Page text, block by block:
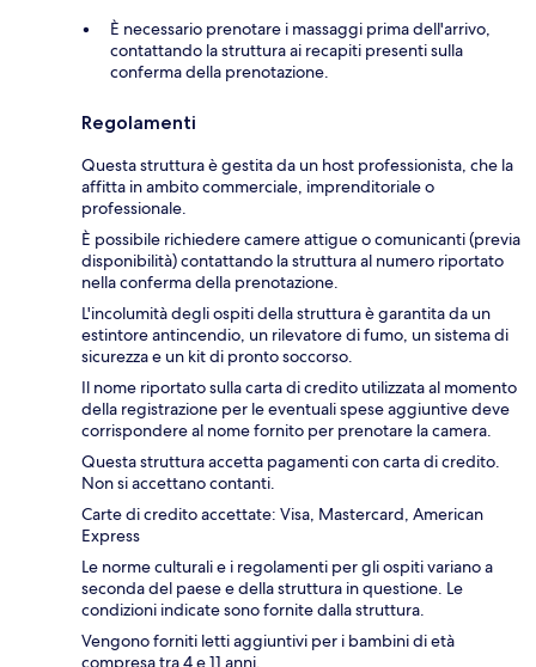
È necessario prenotare i massaggi prima dell'arrivo,
contattando la struttura ai recapiti presenti sulla
conferma della prenotazione.
Regolamenti
Questa struttura è gestita da un host professionista, che la
affitta in ambito commerciale, imprenditoriale o
professionale.
È possibile richiedere camere attigue o comunicanti (previa
disponibilità) contattando la struttura al numero riportato
nella conferma della prenotazione.
L'incolumità degli ospiti della struttura è garantita da un
estintore antincendio, un rilevatore di fumo, un sistema di
sicurezza e un kit di pronto soccorso.
Il nome riportato sulla carta di credito utilizzata al momento
della registrazione per le eventuali spese aggiuntive deve
corrispondere al nome fornito per prenotare la camera.
Questa struttura accetta pagamenti con carta di credito.
Non si accettano contanti.
Carte di credito accettate: Visa, Mastercard, American
Express
Le norme culturali e i regolamenti per gli ospiti variano a
seconda del paese e della struttura in questione. Le
condizioni indicate sono fornite dalla struttura.
Vengono forniti letti aggiuntivi per i bambini di età
compresa tra 4 e 11 anni.